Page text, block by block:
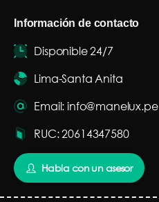
Información de contacto
Disponible 24/7
Lima-Santa Anita
Email: info@manelux.pe
RUC: 20614347580
Habla con un asesor